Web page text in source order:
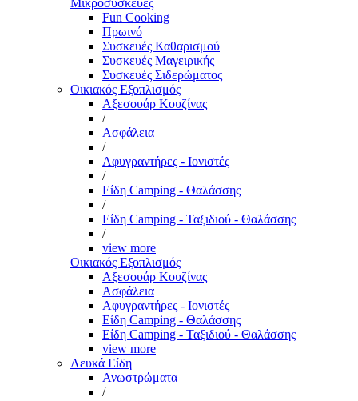
Μικροσυσκευές
Fun Cooking
Πρωινό
Συσκευές Καθαρισμού
Συσκευές Μαγειρικής
Συσκευές Σιδερώματος
Οικιακός Εξοπλισμός
Αξεσουάρ Κουζίνας
/
Ασφάλεια
/
Αφυγραντήρες - Ιονιστές
/
Είδη Camping - Θαλάσσης
/
Είδη Camping - Ταξιδιού - Θαλάσσης
/
view more
Οικιακός Εξοπλισμός
Αξεσουάρ Κουζίνας
Ασφάλεια
Αφυγραντήρες - Ιονιστές
Είδη Camping - Θαλάσσης
Είδη Camping - Ταξιδιού - Θαλάσσης
view more
Λευκά Είδη
Ανωστρώματα
/